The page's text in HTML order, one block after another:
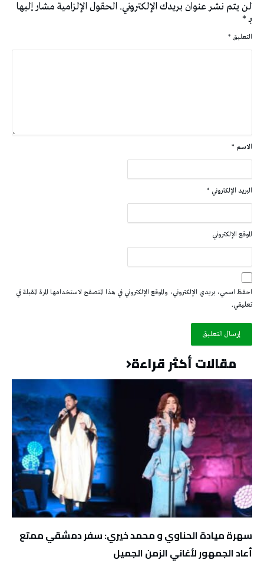
لن يتم نشر عنوان بريدك الإلكتروني. الحقول الإلزامية مشار إليها
بـ*
التعليق *
الاسم *
البريد الإلكتروني *
الموقع الإلكتروني
احفظ اسمي، بريدي الإلكتروني، والموقع الإلكتروني في هذا المتصفح لاستخدامها المرة المقبلة في
تعليقي.
مقالات أكثر قراءة
سهرة ميادة الحناوي و محمد خيري: سفر دمشقي ممتع
أعاد الجمهور لأغاني الزمن الجميل